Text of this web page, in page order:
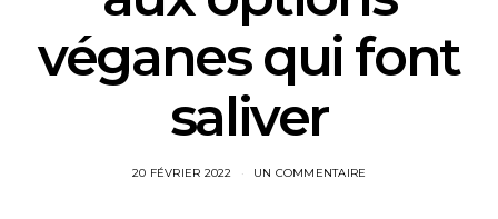
véganes qui font
saliver
20 FÉVRIER 2022 UN COMMENTAIRE